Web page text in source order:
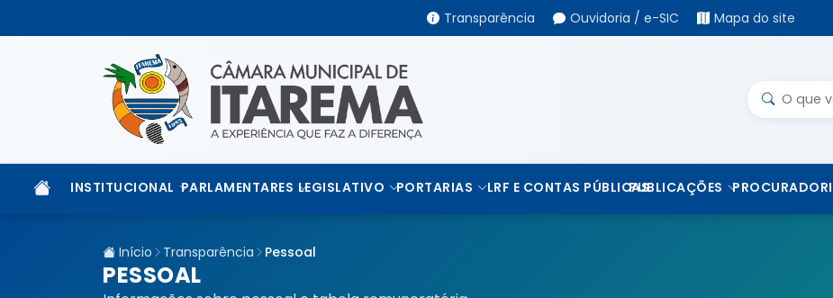
Transparência Ouvidoria / e-SIC Mapa do site
INSTITUCIONAL PARLAMENTARES LEGISLATIVO PORTARIAS LRF E CONTAS PÚBLICASPUBLICAÇÕES
Início Transparência Pessoal
PESSOAL